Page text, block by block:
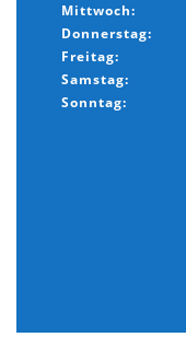
Mittwoch:
Donnerstag:
Freitag:
Samstag:
Sonntag: